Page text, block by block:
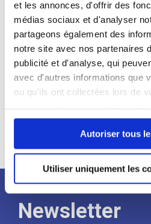
et les annonces, d'offrir des
médias sociaux et d'analyser
partageons également des
notre site avec nos partenaires
publicité et d'analyse, qui
avec d'autres informations que
ou qu'ils ont collectées lors de
continuez à utiliser notre site
Autoriser tous
Utiliser uniquement les
Expérience :
de
Newsletter